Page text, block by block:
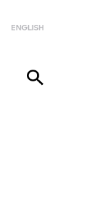
ENGLISH